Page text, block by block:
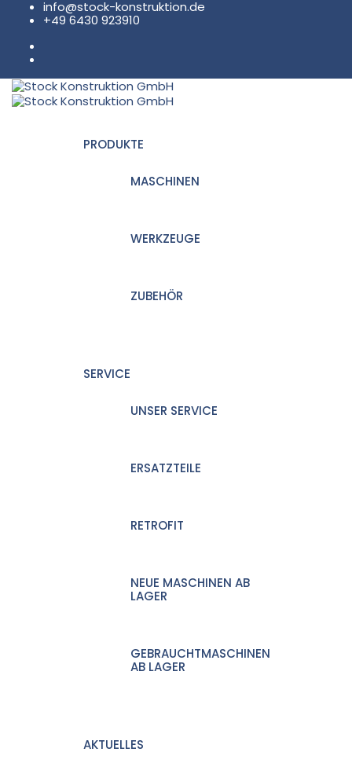
info@stock-konstruktion.de
+49 6430 923910
PRODUKTE
MASCHINEN
WERKZEUGE
ZUBEHÖR
SERVICE
UNSER SERVICE
ERSATZTEILE
RETROFIT
NEUE MASCHINEN AB
LAGER
GEBRAUCHTMASCHINEN
AB LAGER
AKTUELLES